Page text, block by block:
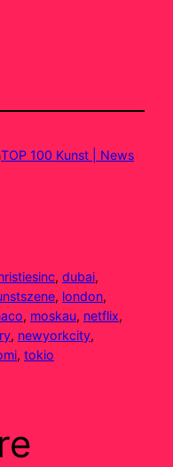
TOP 100 Kunst | News
, dubai
, london
, moskau, netflix
, newyorkcity
, tokio